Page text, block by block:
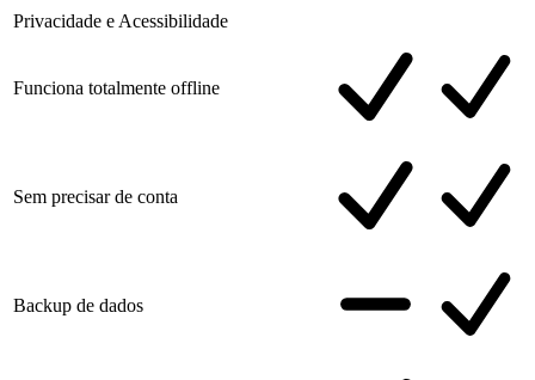
Privacidade e Acessibilidade
Funciona totalmente offline
Sem precisar de conta
Backup de dados